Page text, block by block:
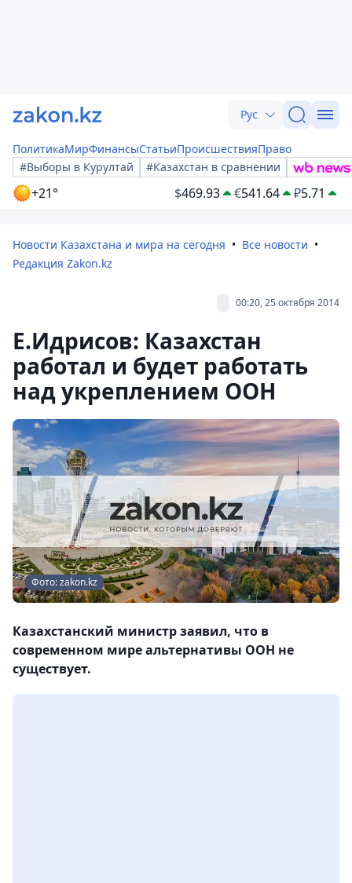
Рус
ПолитикаМирФинансыСтатьиПроисшествияПраво
#Выборы в Курултай
#Казахстан в сравнении
+21° $469.93 €541.64 ₽5.71
Новости Казахстана и мира на сегодня
Все новости
Редакция Zakon.kz
00:20, 25 октября 2014
Е.Идрисов: Казахстан
работал и будет работать
над укреплением ООН
Фото: zakon.kz
Казахстанский министр заявил, что в
современном мире альтернативы ООН не
существует.